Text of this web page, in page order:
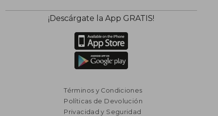
¡Descárgate la App GRATIS!
Términos y Condiciones
Políticas de Devolución
Privacidad y Seguridad